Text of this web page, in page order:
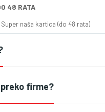
48 RATA
Super naša kartica (do 48 rata)
firme?